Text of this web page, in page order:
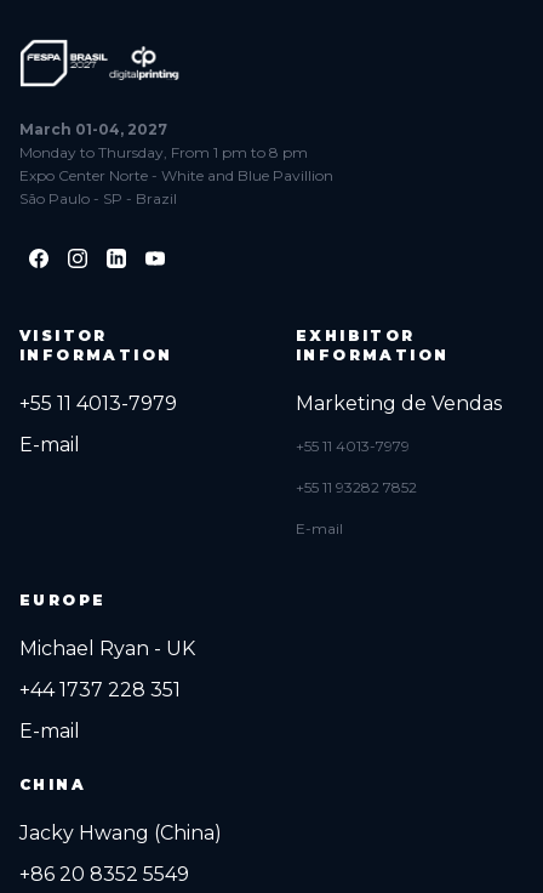
March 01-04, 2027
Monday to Thursday, From 1 pm to 8 pm
Expo Center Norte - White and Blue Pavillion
São Paulo - SP - Brazil
VISITOR
INFORMATION
+55 11 4013-7979
E-mail
EXHIBITOR
INFORMATION
Marketing de Vendas
+55 11 4013-7979
+55 11 93282 7852
E-mail
EUROPE
Michael Ryan - UK
+44 1737 228 351
E-mail
CHINA
Jacky Hwang (China)
+86 20 8352 5549